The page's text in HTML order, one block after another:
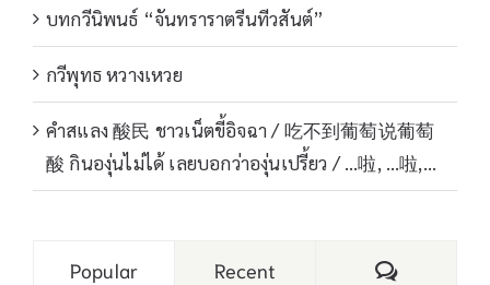
บทกวีนิพนธ์ “จันทราราตรีนทีวสันต์”
กวีพุทธ หวางเหวย
คำสแลง 酸民 ชาวเน็ตขี้อิจฉา / 吃不到葡萄说葡萄
酸 กินองุ่นไม่ได้ เลยบอกว่าองุ่นเปรี้ยว / …啦, …啦,…
Popular Recent Comments